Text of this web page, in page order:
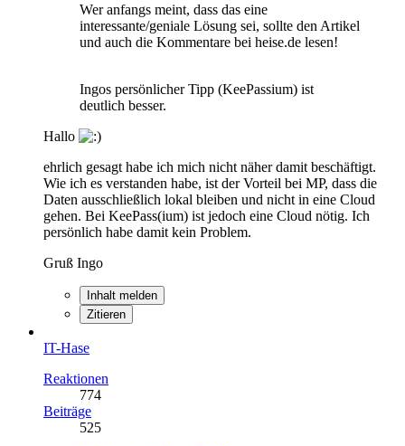
Wer anfangs meint, dass das eine
interessante/geniale Lösung sei, sollte den Artikel
und auch die Kommentare bei heise.de lesen!
Ingos persönlicher Tipp (KeePassium) ist
deutlich besser.
Hallo
ehrlich gesagt habe ich mich nicht näher damit beschäftigt.
Wie ich es verstanden habe, ist der Vorteil bei MP, dass die
Daten ausschließlich lokal bleiben und nicht in eine Cloud
gehen. Bei KeePass(ium) ist jedoch eine Cloud nötig. Ich
persönlich habe damit kein Problem.
Gruß Ingo
Inhalt melden
Zitieren
IT-Hase
Reaktionen
774
Beiträge
525